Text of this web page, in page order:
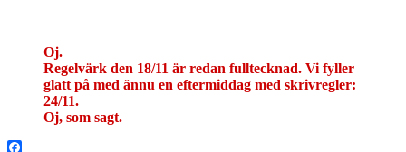
Oj.
Regelvärk den 18/11 är redan fulltecknad. Vi fyller
glatt på med ännu en eftermiddag med skrivregler:
24/11.
Oj, som sagt.